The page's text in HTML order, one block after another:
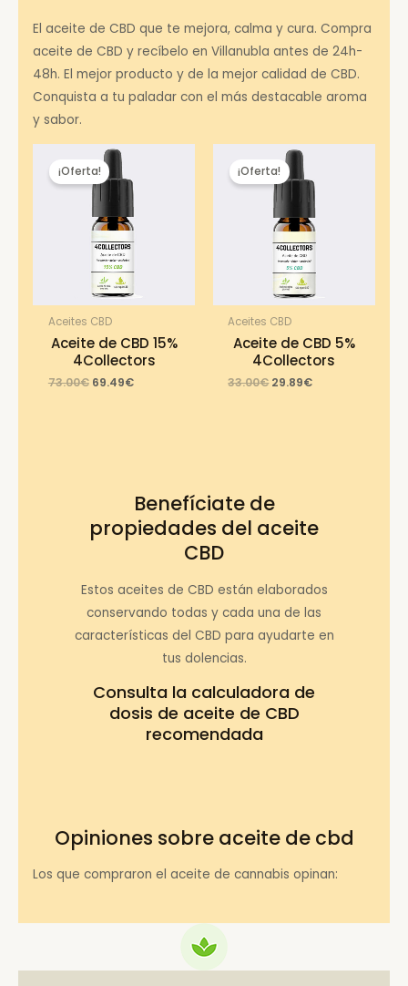
El aceite de CBD que te mejora, calma y cura. Compra
aceite de CBD y recíbelo en Villanubla antes de 24h-
48h. El mejor producto y de la mejor calidad de CBD.
Conquista a tu paladar con el más destacable aroma
y sabor.
¡Oferta!
Aceites CBD
Aceite de CBD 15%
4Collectors
73.00€ Original
69.49€Current
¡Oferta!
Aceites CBD
Aceite de CBD 5%
4Collectors
33.00€ Original
29.89€Current
Benefíciate de
propiedades del aceite
CBD
Estos aceites de CBD están elaborados
conservando todas y cada una de las
características del CBD para ayudarte en
tus dolencias.
Consulta la calculadora de
dosis de aceite de CBD
recomendada
Opiniones sobre aceite de cbd
Los que compraron el aceite de cannabis opinan: